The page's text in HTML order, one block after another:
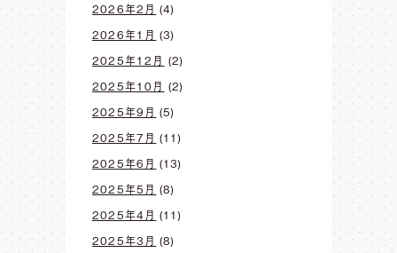
2026年2月 (4)
2026年1月 (3)
2025年12月 (2)
2025年10月 (2)
2025年9月 (5)
2025年7月 (11)
2025年6月 (13)
2025年5月 (8)
2025年4月 (11)
2025年3月 (8)